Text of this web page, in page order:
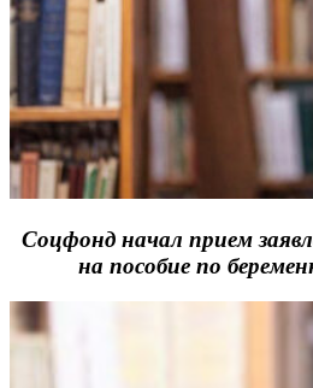
Соцфонд начал прием
на пособие по